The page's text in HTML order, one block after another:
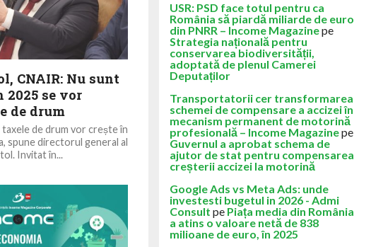
CNAIR: Nu sunt
2025 se vor
de drum
taxele de drum vor crește în
spune directorul general al
Invitat în...
USR: PSD face totul pentru ca
România să piardă miliarde de euro
din PNRR – Income Magazinepe
Strategia națională pentru
conservarea biodiversității,
adoptată de plenul Camerei
Deputaților
Transportatorii cer transformarea
schemei de compensare a accizei în
mecanism permanent de motorină
profesională – Income Magazinepe
Guvernul a aprobat schema de
ajutor de stat pentru compensarea
creșterii accizei la motorină
Google Ads vs Meta Ads: unde
investesti bugetul in 2026 - Admi
Consult pe Piața media din România
a atins o valoare netă de 838
milioane de euro, în 2025